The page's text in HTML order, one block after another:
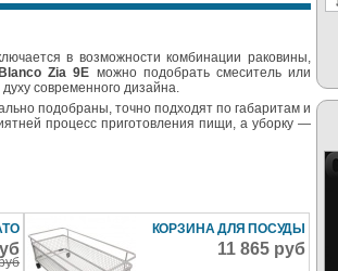
в возможности комбинации раковины,
Blanco Zia 9E можно подобрать смеситель или
современного дизайна.
подобраны, точно подходят по габаритам и
процесс приготовления пищи, а уборку —
КОРЗИНА ДЛЯ ПОСУДЫ
11 865 руб